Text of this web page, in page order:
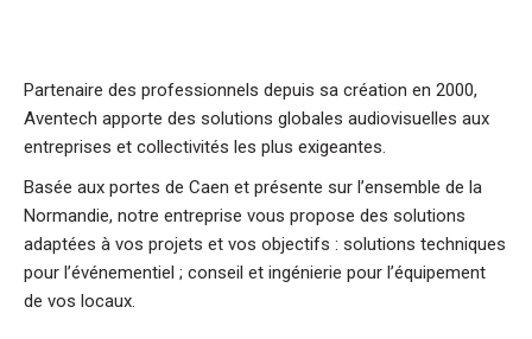
Partenaire des professionnels depuis sa création en 2000,
Aventech apporte des solutions globales audiovisuelles aux
entreprises et collectivités les plus exigeantes.
Basée aux portes de Caen et présente sur l’ensemble de la
Normandie, notre entreprise vous propose des solutions
adaptées à vos projets et vos objectifs : solutions techniques
pour l’événementiel ; conseil et ingénierie pour l’équipement
de vos locaux.